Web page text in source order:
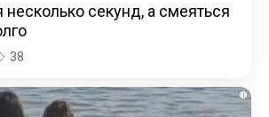
несколько секунд, а смеяться
38
i